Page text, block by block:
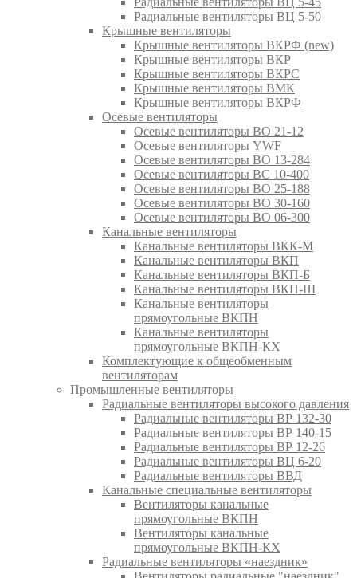
Радиальные вентиляторы ВЦ 5-50
Крышные вентиляторы
Крышные вентиляторы ВКРФ (new)
Крышные вентиляторы ВКР
Крышные вентиляторы ВКРС
Крышные вентиляторы ВМК
Крышные вентиляторы ВКРФ
Осевые вентиляторы
Осевые вентиляторы ВО 21-12
Осевые вентиляторы YWF
Осевые вентиляторы ВО 13-284
Осевые вентиляторы ВС 10-400
Осевые вентиляторы ВО 25-188
Осевые вентиляторы ВО 30-160
Осевые вентиляторы ВО 06-300
Канальные вентиляторы
Канальные вентиляторы ВКК-М
Канальные вентиляторы ВКП
Канальные вентиляторы ВКП-Б
Канальные вентиляторы ВКП-Ш
Канальные вентиляторы
прямоугольные ВКПН
Канальные вентиляторы
прямоугольные ВКПН-КХ
Комплектующие к общеобменным
вентиляторам
Промышленные вентиляторы
Радиальные вентиляторы высокого давления
Радиальные вентиляторы ВР 132-30
Радиальные вентиляторы ВР 140-15
Радиальные вентиляторы ВР 12-26
Радиальные вентиляторы ВЦ 6-20
Радиальные вентиляторы ВВД
Канальные специальные вентиляторы
Вентиляторы канальные
прямоугольные ВКПН
Вентиляторы канальные
прямоугольные ВКПН-КХ
Радиальные вентиляторы «наездник»